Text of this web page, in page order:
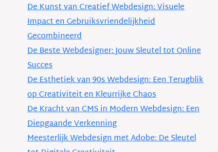
De Kunst van Creatief Webdesign: Visuele
Impact en Gebruiksvriendelijkheid
Gecombineerd
De Beste Webdesigner: Jouw Sleutel tot Online
Succes
De Esthetiek van 90s Webdesign: Een Terugblik
op Creativiteit en Kleurrijke Chaos
De Kracht van CMS in Modern Webdesign: Een
Diepgaande Verkenning
Meesterlijk Webdesign met Adobe: De Sleutel